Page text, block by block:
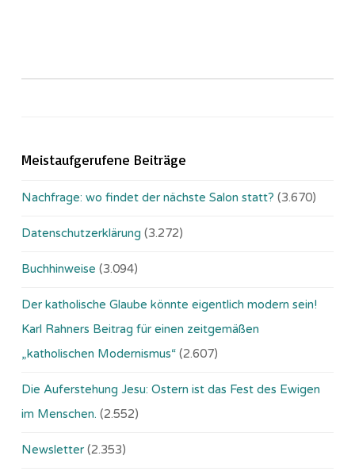
Meistaufgerufene Beiträge
Nachfrage: wo findet der nächste Salon statt? (3.670)
Datenschutzerklärung (3.272)
Buchhinweise (3.094)
Der katholische Glaube könnte eigentlich modern sein!
Karl Rahners Beitrag für einen zeitgemäßen
„katholischen Modernismus“ (2.607)
Die Auferstehung Jesu: Ostern ist das Fest des Ewigen
im Menschen. (2.552)
Newsletter (2.353)